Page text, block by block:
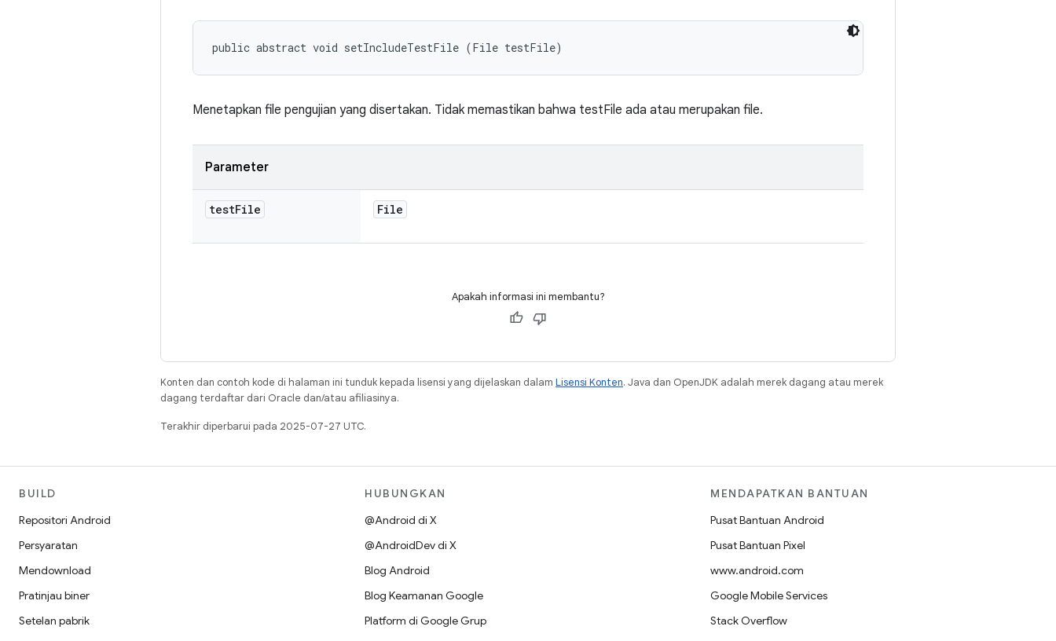
public abstract void setIncludeTestFile (File testFile)
Menetapkan file pengujian yang disertakan. Tidak memastikan bahwa testFile ada atau merupakan file.
Parameter
testFile File
Apakah informasi ini membantu?
Konten dan contoh kode di halaman ini tunduk kepada lisensi yang dijelaskan dalam Lisensi Konten. Java dan OpenJDK adalah merek dagang atau merek
dagang terdaftar dari Oracle dan/atau afiliasinya.
Terakhir diperbarui pada 2025-07-27 UTC.
BUILD
Repositori Android
Persyaratan
Mendownload
Pratinjau biner
Setelan pabrik
HUBUNGKAN
@Android di X
@AndroidDev di X
Blog Android
Blog Keamanan Google
Platform di Google Grup
MENDAPATKAN BANTUAN
Pusat Bantuan Android
Pusat Bantuan Pixel
www.android.com
Google Mobile Services
Stack Overflow